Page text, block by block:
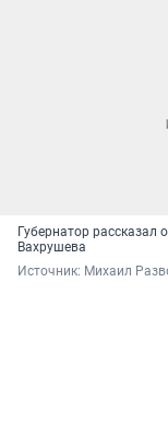
Губернатор рассказал
Вахрушева
Источник: Михаил